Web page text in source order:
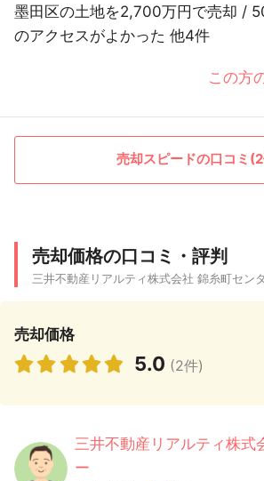
墨田区の土地を2,700万円で売却 /
のアクセスがよかった 他4件
この方
売却スピードの口コミ
売却価格の口コミ・評判
三井不動産リアルティ株式会社 錦糸町セン
売却価格
5.0 (2件)
三井不動産リアルティ株式
ー